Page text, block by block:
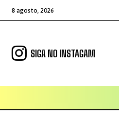
8 agosto, 2026
SIGA NO INSTAGAM